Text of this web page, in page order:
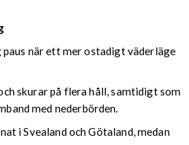
när ett mer ostadigt väderläge
skurar på flera håll, samtidigt som
med nederbörden.
i Svealand och Götaland, medan